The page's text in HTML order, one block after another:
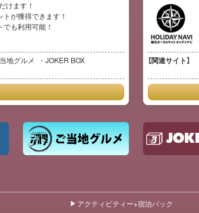
けます！
が獲得できます！
も利用可能！
地グルメ
JOKER BOX
【関連サイト】
アクティビティー+宿泊パック